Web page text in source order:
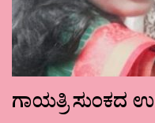
ಗಾಯತ್ರಿ ಸುಂಕದ